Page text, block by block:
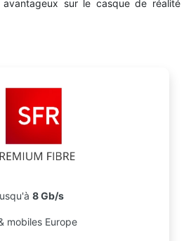
sur le casque de réalité
8 Gb/s
mobiles Europe